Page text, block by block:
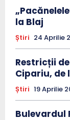
la Blaj
Știri 24 Aprilie
Restricții
Cipariu, de
Știri 19 Aprilie
Bulevardul